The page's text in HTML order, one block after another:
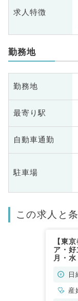
求人特徴
勤務地
勤務地
最寄り駅
自動車通勤
駐車場
この求人と
【東
ア・
月・
味の日
産